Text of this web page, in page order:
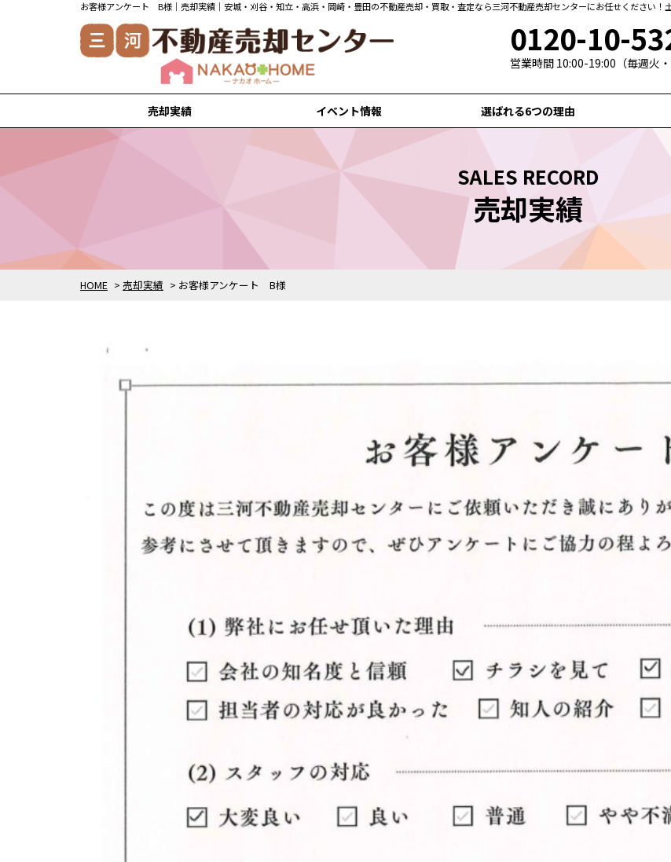
お客様アンケート B様｜売却実績｜安城・刈谷・知立・高浜・岡崎・豊田の不動産売却・買取・査定なら三河不動産売却センターにお任せください！
0120-10-
営業時間 10:00-19:00（毎週火・
売却実績
安城市の売却実績
刈谷市の売却実績
知立市の売却実績
高浜市の売却実績
岡崎市の売却実績
イベント情報 選ばれる6つの理由
HOME > 売却実績 > お客様アンケート B様
SALES RECORD
売却実績